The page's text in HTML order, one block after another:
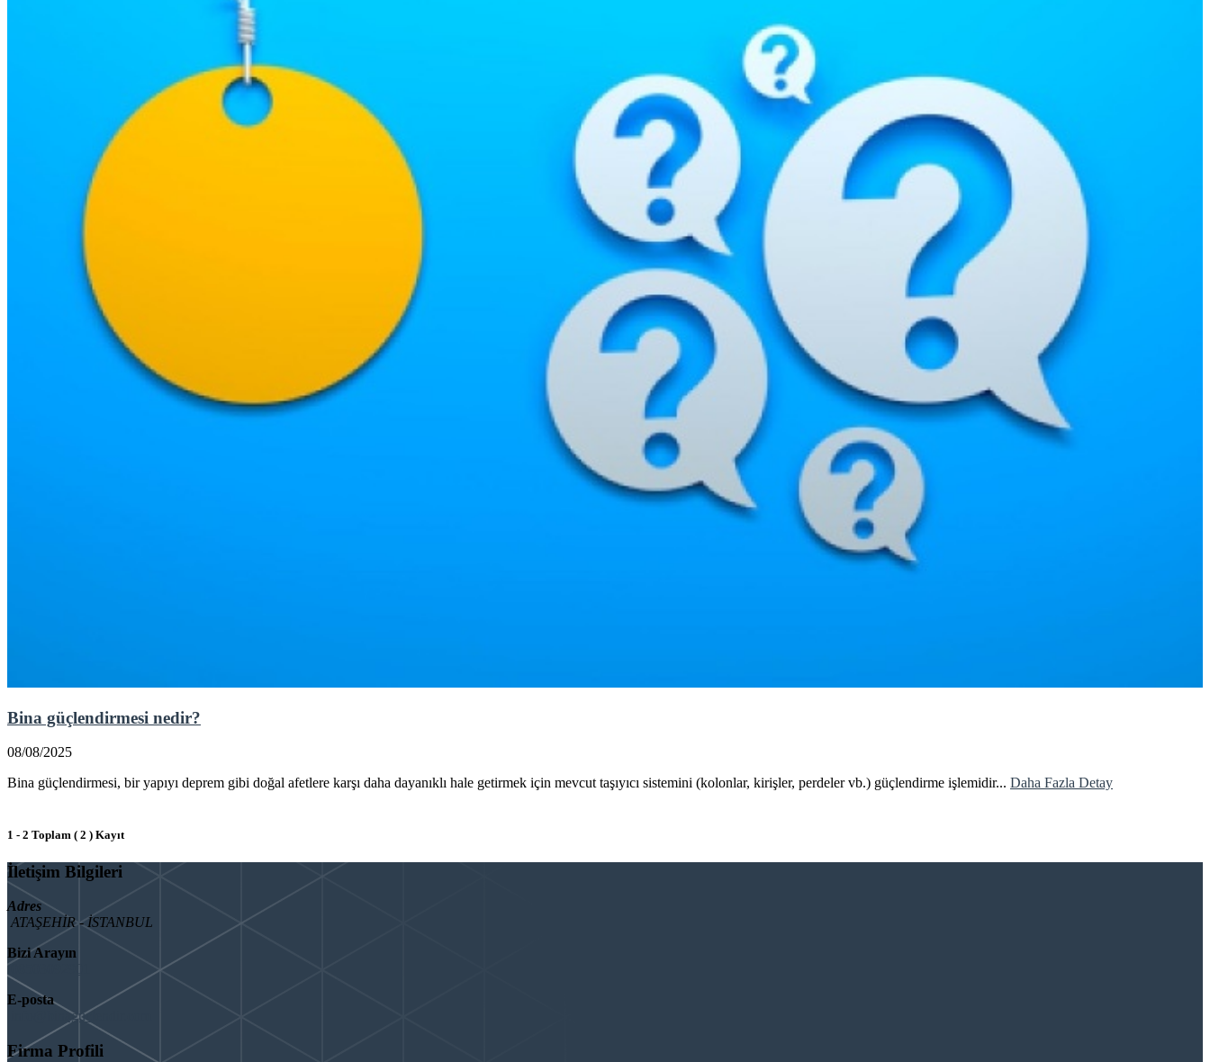
Bina güçlendirmesi nedir?
08/08/2025
Bina güçlendirmesi, bir yapıyı deprem gibi doğal afetlere karşı daha dayanıklı hale getirmek için mevcut taşıyıcı sistemini (kolonlar, kirişler, perdeler vb.) güçlendirme işlemidir... Daha Fazla Detay
1 - 2 Toplam ( 2 ) Kayıt
İletişim Bilgileri
Adres
ATAŞEHİR - İSTANBUL
Bizi Arayın
E-posta
info@binaguclendir.com
Firma Profili